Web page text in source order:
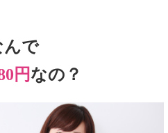
んで
円なの？